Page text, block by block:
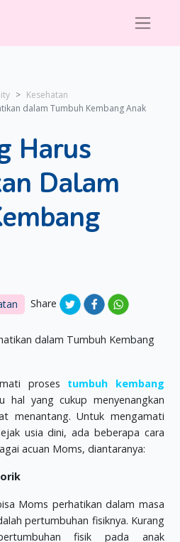
Kesehatan
dalam Tumbuh Kembang Anak
Harus
Dalam
Share
proses tumbuh kembang
hal yang cukup menyenangkan
menantang. Untuk mengamati
usia dini, ada beberapa cara
acuan Moms, diantaranya:
Moms perhatikan dalam masa
pertumbuhan fisiknya. Kurang
fisik pada anak